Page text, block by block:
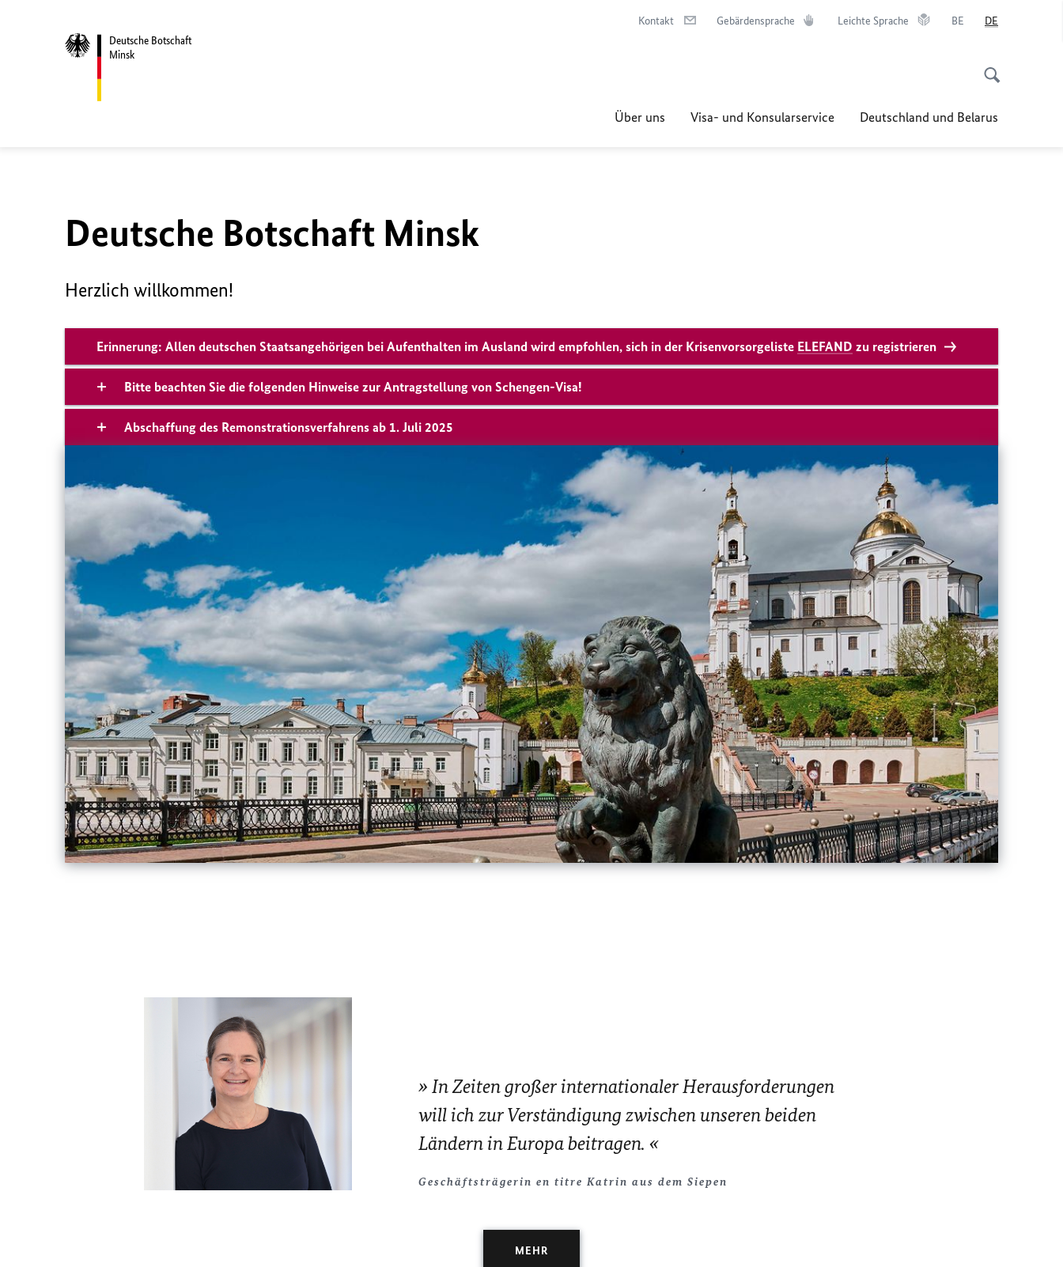
Deutsche Botschaft
Minsk
Kontakt Gebärdensprache Leichte Sprache BE DE
Über uns Visa- und Konsularservice Deutschland und Belarus
Deutsche Botschaft Minsk
Herzlich willkommen!
Erinnerung: Allen deutschen Staatsangehörigen bei Aufenthalten im Ausland wird empfohlen, sich in der Krisenvorsorgeliste ELEFAND zu registrieren
Bitte beachten Sie die folgenden Hinweise zur Antragstellung von Schengen-Visa!
Abschaffung des Remonstrationsverfahrens ab 1. Juli 2025
In Zeiten großer internationaler Herausforderungen
will ich zur Verständigung zwischen unseren beiden
Ländern in Europa beitragen.
Geschäftsträgerinen titreKatrin aus dem Siepen
MEHR